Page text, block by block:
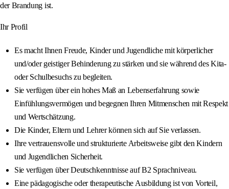
der Brandung ist.
Ihr Profil
Es macht Ihnen Freude, Kinder und Jugendliche mit körperlicher
und/oder geistiger Behinderung zu stärken und sie während des Kita-
oder Schulbesuchs zu begleiten.
Sie verfügen über ein hohes Maß an Lebenserfahrung sowie
Einfühlungsvermögen und begegnen Ihren Mitmenschen mit Respekt
und Wertschätzung.
Die Kinder, Eltern und Lehrer können sich auf Sie verlassen.
Ihre vertrauensvolle und strukturierte Arbeitsweise gibt den Kindern
und Jugendlichen Sicherheit.
Sie verfügen über Deutschkenntnisse auf B2 Sprachniveau.
Eine pädagogische oder therapeutische Ausbildung ist von Vorteil,